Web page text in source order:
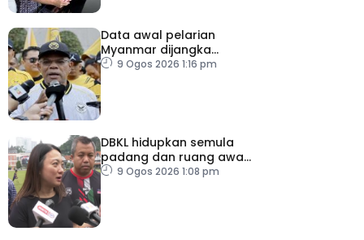
Data awal pelarian
Myanmar dijangka
diperoleh suku keempat
9 Ogos 2026 1:16 pm
DBKL hidupkan semula
padang dan ruang awam
untuk semua golongan
9 Ogos 2026 1:08 pm